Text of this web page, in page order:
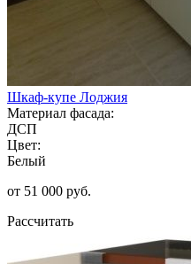
Шкаф-купе Лоджия
Материал фасада:
ДСП
Цвет:
Белый
от 51 000 руб.
Рассчитать